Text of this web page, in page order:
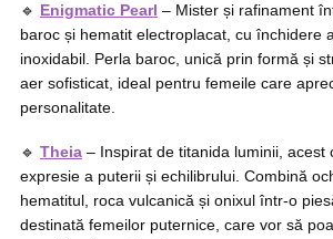
🔹 Enigmatic Pearl – Mister și rafinament
baroc și hematit electroplacat, cu închidere
inoxidabil. Perla baroc, unică prin formă și
aer sofisticat, ideal pentru femeile care
personalitate.
🔹 Theia – Inspirat de titanida luminii, acest
expresie a puterii și echilibrului. Combină
hematitul, roca vulcanică și onixul într-o
destinată femeilor puternice, care vor să